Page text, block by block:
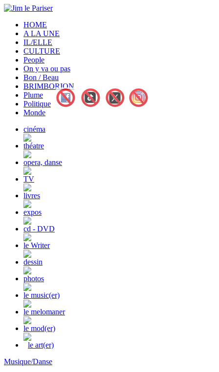
HOME
A LA UNE
IL/ELLE
CULTURE
People
On y va ou pas
Bon / Beau
BRIMBORION
Plume
Politique
Monde
cinéma
théatre
opera, danse
TV
livres
expos
cd - DVD
le Writer
dessin
photos
le music(er)
le melomaner
le mod(er)
le art(er)
Musique/Danse